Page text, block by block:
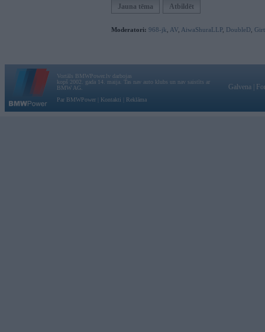
Jauna tēma Atbildēt
Moderatori: 968-jk AV AiwaShuraLLP, DoubleD
Vortāls BMWPower.lv darbojas
kopš 2002. gada 14. maija. Tas nav auto klubs un nav saistīts ar
BMW AG.
Par BMWPower
Kontakti Reklāma
Galvena